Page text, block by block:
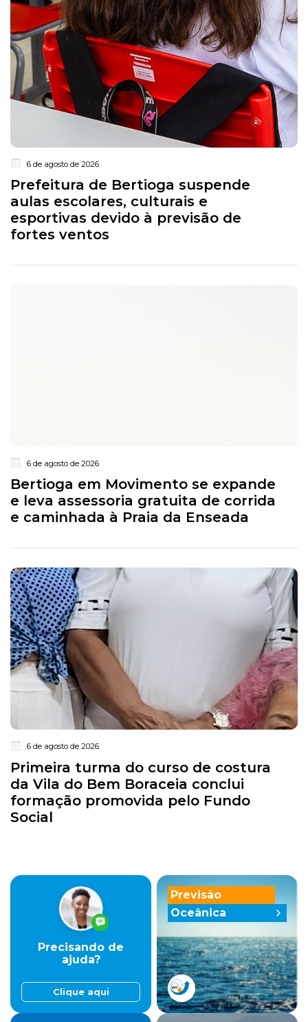
6 de agosto de 2026
Prefeitura de Bertioga suspende
aulas escolares, culturais e
esportivas devido à previsão de
fortes ventos
6 de agosto de 2026
Bertioga em Movimento se expande
e leva assessoria gratuita de corrida
e caminhada à Praia da Enseada
6 de agosto de 2026
Primeira turma do curso de costura
da Vila do Bem Boraceia conclui
formação promovida pelo Fundo
Social
Previsão
Oceânica
Precisando de
ajuda?
Clique aqui